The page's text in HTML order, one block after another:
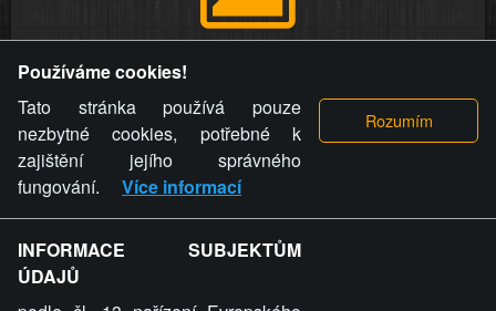
videa a komentáře. Osoba, které se toto opatření provozovatele
stránky týče, ani osoba, která umístila fotografii nebo video na
stránku, nemůže z důvodu odstranění fotografie, videa nebo
komentáře pro výše uvedenou okolnost uplatnit vůči
provozovateli stránky žádný nárok na náhradu škody nebo
nemajetkové újmy.
ZVRÁCENÝ.CZ - Svět není zvrácenej. To jen
ty lidi...
Používáme cookies!
Tato stránka používá pouze
nezbytné cookies, potřebné k
zajištění jejího správného
fungování.
Více informací
INFORMACE SUBJEKTŮM
ÚDAJŮ